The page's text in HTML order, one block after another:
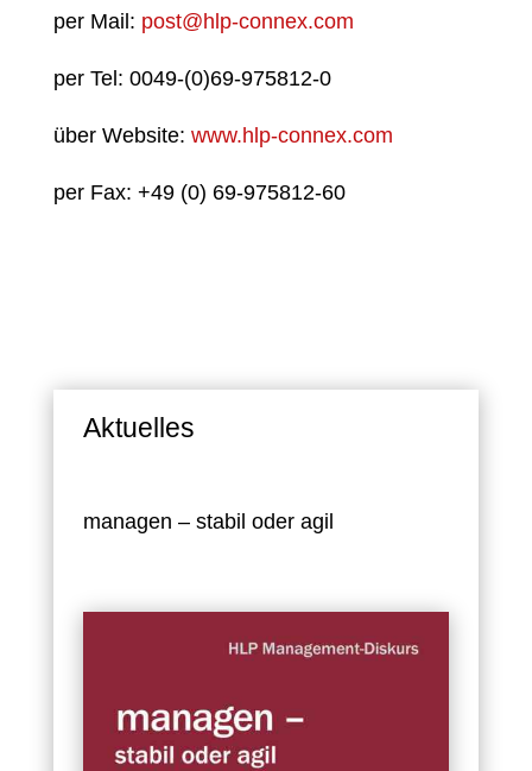
per Mail: post@hlp-connex.com
per Tel: 0049-(0)69-975812-0
über Website: www.hlp-connex.com
per Fax: +49 (0) 69-975812-60
Aktuelles
managen – stabil oder agil